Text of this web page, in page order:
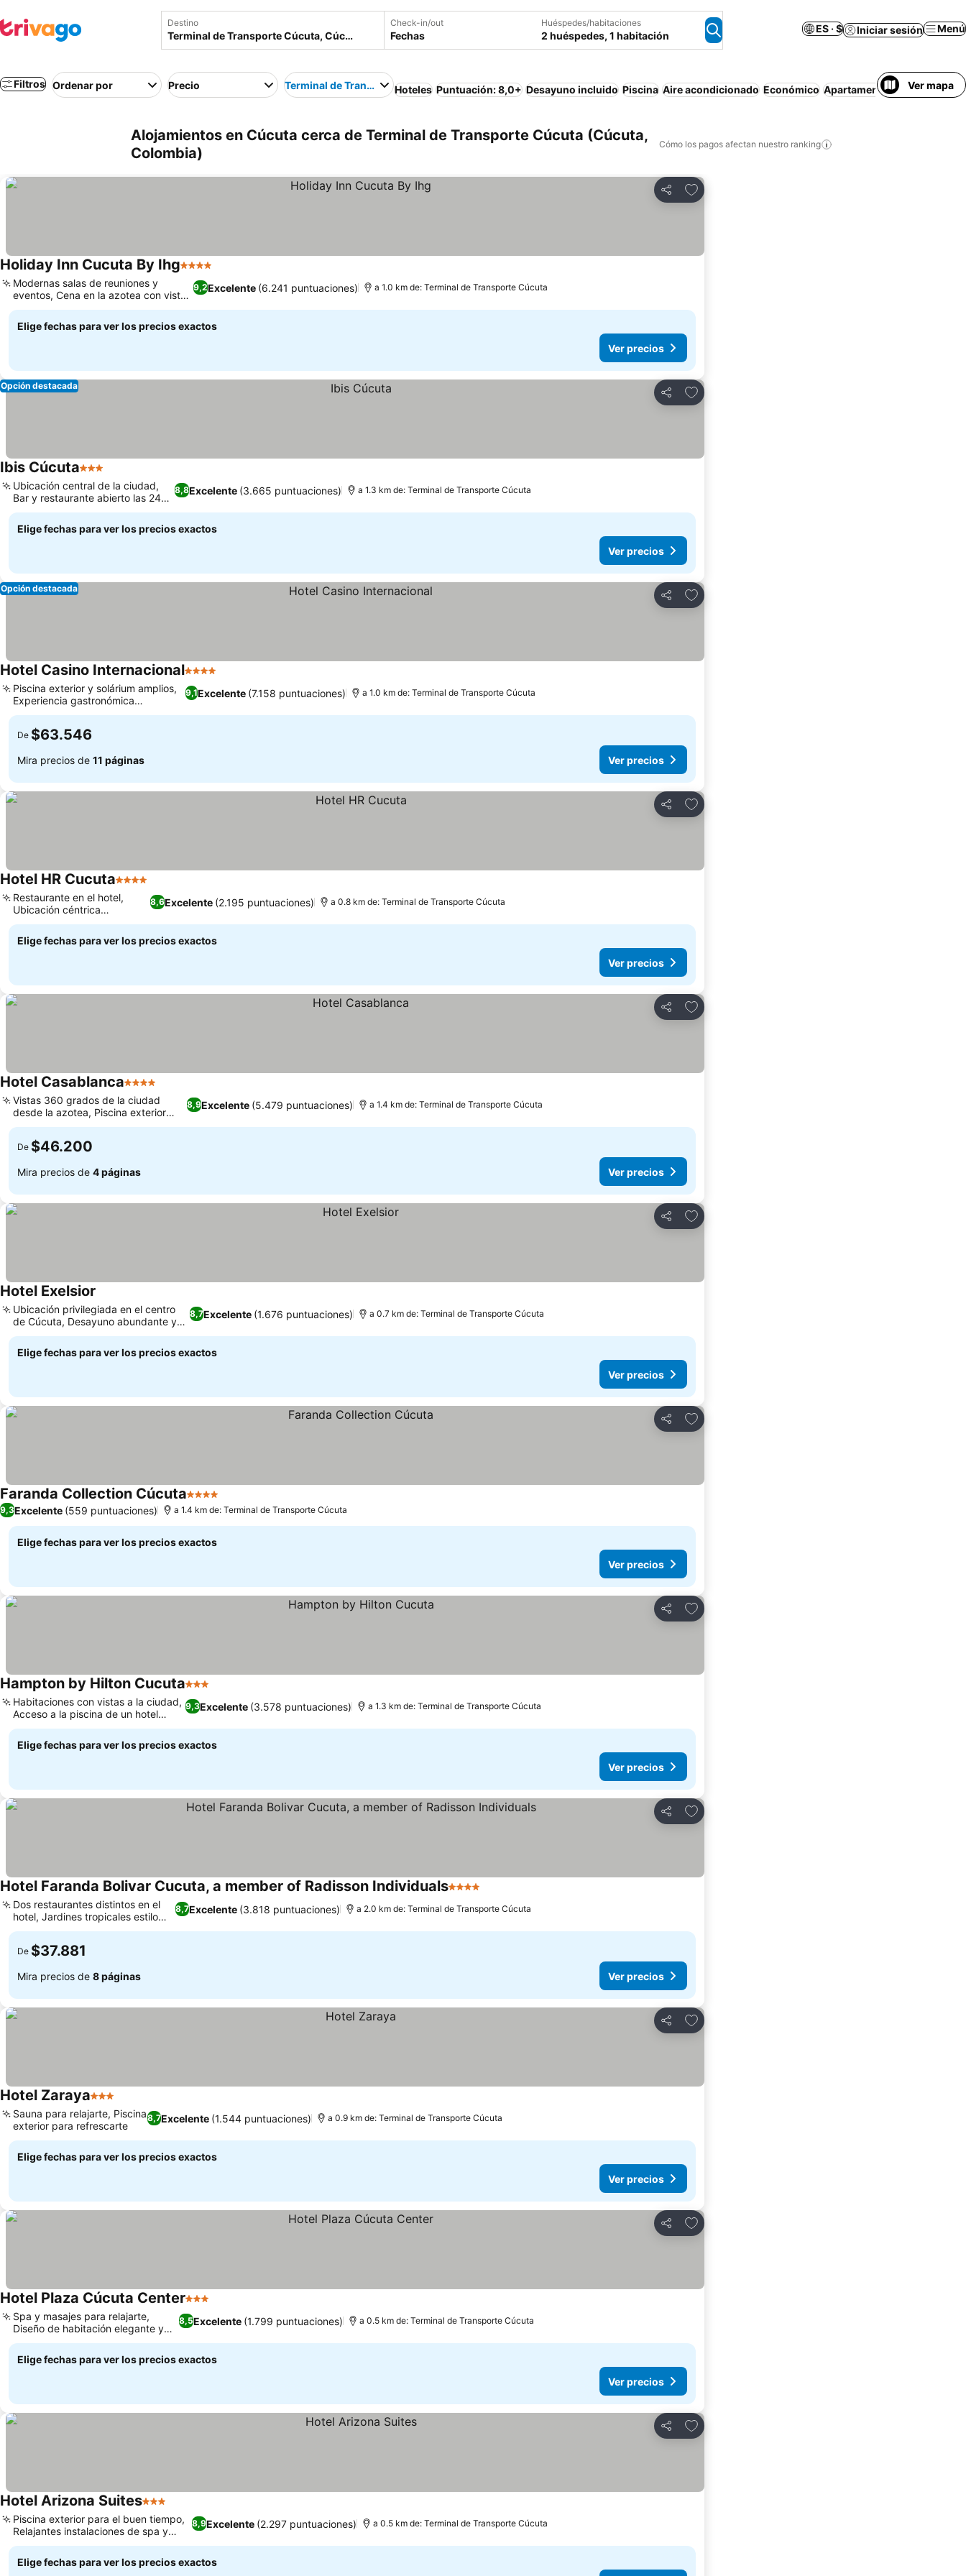
Destino Check-in/out
Fechas
Huéspedes/habitaciones
2 huéspedes, 1 habitación
ES · $ Iniciar sesión Menú
Filtros Ordenar por Precio Terminal de Transporte Cúcuta
Hoteles Puntuación: 8,0+ Desayuno incluido Piscina Aire acondicionado Económico Apartamento amueblado
Ver mapa
Alojamientos en Cúcuta cerca de Terminal de Transporte Cúcuta (Cúcuta,
Colombia)
Cómo los pagos afectan nuestro ranking
Compartir
Agregar a favoritos
Holiday Inn Cucuta By Ihg4 Estrellas
9,2Excelente (6.241 puntuaciones)
Modernas salas de reuniones y
eventos, Cena en la azotea con vistas
a la ciudad
a 1.0 km de: Terminal de Transporte Cúcuta
Elige fechas para ver los precios exactos
Ver precios
Compartir
Agregar a favoritos
Opción destacada
Ibis Cúcuta3 Estrellas
8,8Excelente (3.665 puntuaciones)
Ubicación central de la ciudad,
Bar y restaurante abierto las 24
horas
a 1.3 km de: Terminal de Transporte Cúcuta
Elige fechas para ver los precios exactos
Ver precios
Compartir
Agregar a favoritos
Opción destacada
Hotel Casino Internacional4 Estrellas
9,1Excelente (7.158 puntuaciones)
Piscina exterior y solárium amplios,
Experiencia gastronómica
internacional
a 1.0 km de: Terminal de Transporte Cúcuta
De $63.546
Mira precios de 11 páginas Ver precios
Compartir
Agregar a favoritos
Hotel HR Cucuta4 Estrellas
8,6Excelente (2.195 puntuaciones)
Restaurante en el hotel,
Ubicación céntrica
privilegiada
a 0.8 km de: Terminal de Transporte Cúcuta
Elige fechas para ver los precios exactos
Ver precios
Compartir
Agregar a favoritos
Hotel Casablanca4 Estrellas
8,9Excelente (5.479 puntuaciones)
Vistas 360 grados de la ciudad
desde la azotea, Piscina exterior
estilo resort
a 1.4 km de: Terminal de Transporte Cúcuta
De $46.200
Mira precios de 4 páginas Ver precios
Compartir
Agregar a favoritos
Hotel Exelsior
8,7Excelente (1.676 puntuaciones)
Ubicación privilegiada en el centro
de Cúcuta, Desayuno abundante y
variado
a 0.7 km de: Terminal de Transporte Cúcuta
Elige fechas para ver los precios exactos
Ver precios
Compartir
Agregar a favoritos
Faranda Collection Cúcuta4 Estrellas
9,3Excelente (559 puntuaciones) a 1.4 km de: Terminal de Transporte Cúcuta
Elige fechas para ver los precios exactos
Ver precios
Compartir
Agregar a favoritos
Hampton by Hilton Cucuta3 Estrellas
9,3Excelente (3.578 puntuaciones)
Habitaciones con vistas a la ciudad,
Acceso a la piscina de un hotel
cercano
a 1.3 km de: Terminal de Transporte Cúcuta
Elige fechas para ver los precios exactos
Ver precios
Compartir
Agregar a favoritos
Hotel Faranda Bolivar Cucuta, a member of Radisson Individuals4 Estrellas
8,7Excelente (3.818 puntuaciones)
Dos restaurantes distintos en el
hotel, Jardines tropicales estilo
resort
a 2.0 km de: Terminal de Transporte Cúcuta
De $37.881
Mira precios de 8 páginas Ver precios
Compartir
Agregar a favoritos
Hotel Zaraya3 Estrellas
8,7Excelente (1.544 puntuaciones)
Sauna para relajarte, Piscina
exterior para refrescarte
a 0.9 km de: Terminal de Transporte Cúcuta
Elige fechas para ver los precios exactos
Ver precios
Compartir
Agregar a favoritos
Hotel Plaza Cúcuta Center3 Estrellas
8,5Excelente (1.799 puntuaciones)
Spa y masajes para relajarte,
Diseño de habitación elegante y
funcional
a 0.5 km de: Terminal de Transporte Cúcuta
Elige fechas para ver los precios exactos
Ver precios
Compartir
Agregar a favoritos
Hotel Arizona Suites3 Estrellas
8,9Excelente (2.297 puntuaciones)
Piscina exterior para el buen tiempo,
Relajantes instalaciones de spa y
bienestar
a 0.5 km de: Terminal de Transporte Cúcuta
Elige fechas para ver los precios exactos